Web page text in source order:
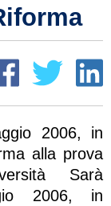
2006, in
alla prova
Sarà
2006, in